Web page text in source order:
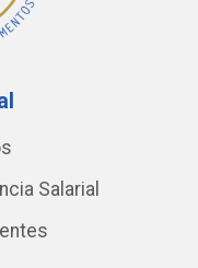
Salarial